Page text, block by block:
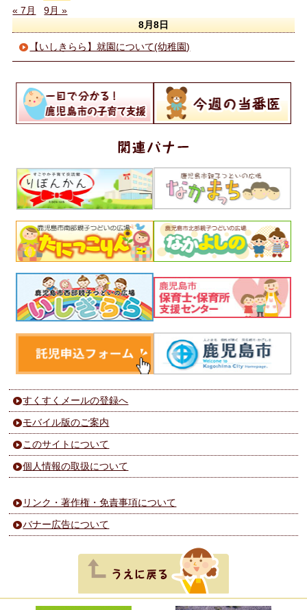
« 7月
9月 »
8月8日
【いしきらら】就園について(幼稚園)
すくすくメールの登録へ
モバイル版のご案内
このサイトについて
個人情報の取扱について
リンク・著作権・免責事項について
バナー広告について